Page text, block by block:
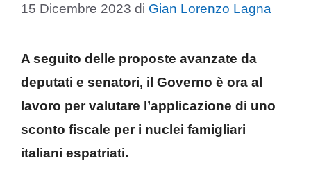
15 Dicembre 2023 di Gian Lorenzo Lagna
A seguito delle proposte avanzate da
deputati e senatori, il Governo è ora al
lavoro per valutare l’applicazione di uno
sconto fiscale per i nuclei famigliari
italiani espatriati.